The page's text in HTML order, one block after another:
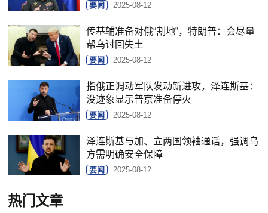
要闻 2025-08-12
传基辅准备对俄“割地”，特朗普：会尽量
帮乌讨回失土
要闻 2025-08-12
指俄正调动军队发动新进攻，泽连斯基：
没迹象显示普京准备停火
要闻 2025-08-12
泽连斯基与加、立两国领袖通话，强调乌
方需明确安全保障
要闻 2025-08-12
热门文章